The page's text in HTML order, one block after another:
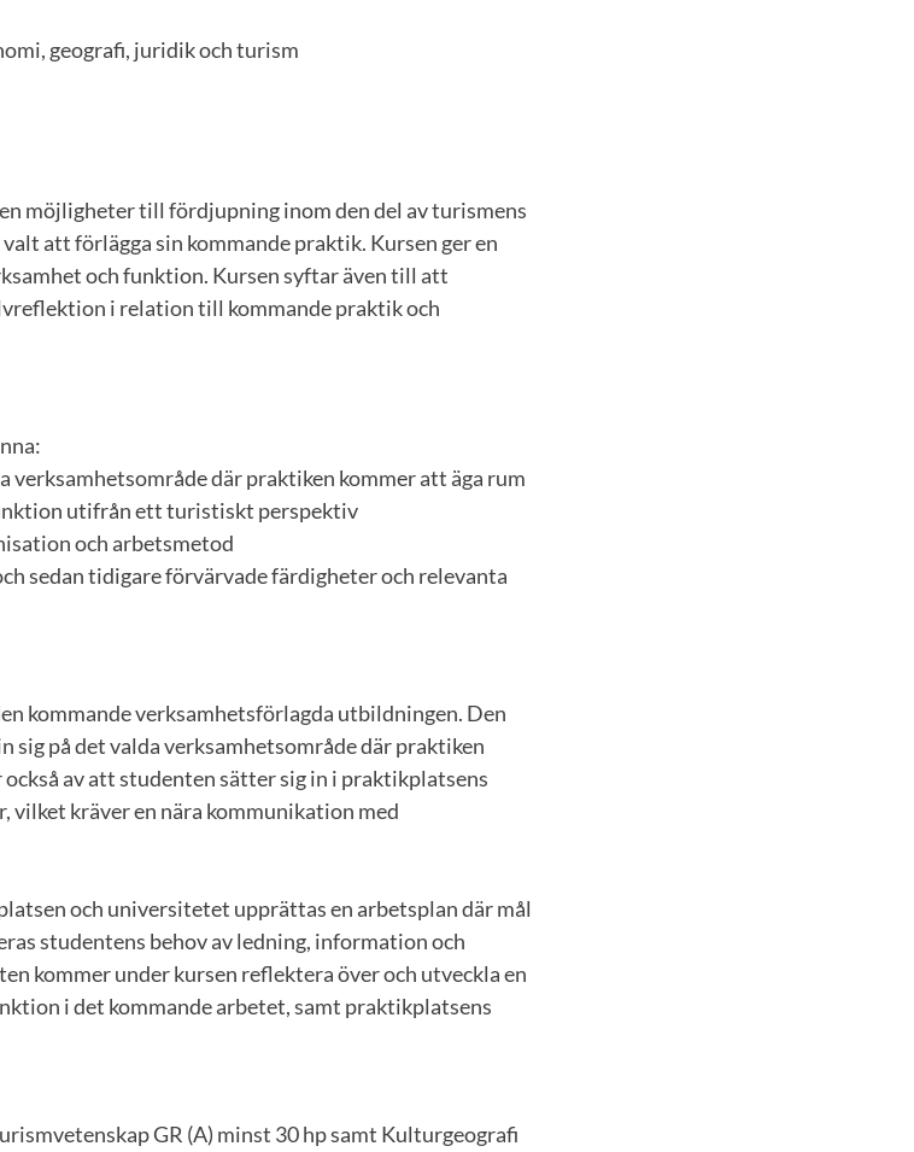
geografi, juridik och turism
möjligheter till fördjupning inom den del av turismens
att förlägga sin kommande praktik. Kursen ger en
och funktion. Kursen syftar även till att
i relation till kommande praktik och
verksamhetsområde där praktiken kommer att äga rum
utifrån ett turistiskt perspektiv
och arbetsmetod
sedan tidigare förvärvade färdigheter och relevanta
kommande verksamhetsförlagda utbildningen. Den
sig på det valda verksamhetsområde där praktiken
av att studenten sätter sig in i praktikplatsens
vilket kräver en nära kommunikation med
och universitetet upprättas en arbetsplan där mål
studentens behov av ledning, information och
kommer under kursen reflektera över och utveckla en
i det kommande arbetet, samt praktikplatsens
GR (A) minst 30 hp samt Kulturgeografi